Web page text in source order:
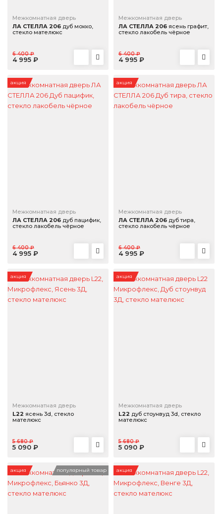
Межкомнатная дверь
ЛА СТЕЛЛА 206 дуб мокко,
стекло мателюкс
4 995 ₽
6 400 ₽
Межкомнатная дверь
ЛА СТЕЛЛА 206 ясень графит,
стекло лакобель чёрное
4 995 ₽
6 400 ₽
акция
Межкомнатная дверь
ЛА СТЕЛЛА 206 дуб пацифик,
стекло лакобель чёрное
4 995 ₽
6 400 ₽
акция
Межкомнатная дверь
ЛА СТЕЛЛА 206 дуб тира,
стекло лакобель чёрное
4 995 ₽
6 400 ₽
акция
Межкомнатная дверь
L22 ясень 3d, стекло
мателюкс
5 090 ₽
5 680 ₽
акция
Межкомнатная дверь
L22 дуб стоунвуд 3d, стекло
мателюкс
5 090 ₽
5 680 ₽
акция популярный товар акция